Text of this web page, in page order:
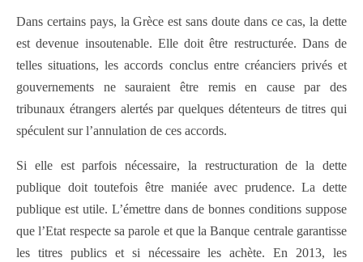
Dans certains pays, la Grèce est sans doute dans ce cas, la dette
est devenue insoutenable. Elle doit être restructurée. Dans de
telles situations, les accords conclus entre créanciers privés et
gouvernements ne sauraient être remis en cause par des
tribunaux étrangers alertés par quelques détenteurs de titres qui
spéculent sur l’annulation de ces accords.
Si elle est parfois nécessaire, la restructuration de la dette
publique doit toutefois être maniée avec prudence. La dette
publique est utile. L’émettre dans de bonnes conditions suppose
que l’Etat respecte sa parole et que la Banque centrale garantisse
les titres publics et si nécessaire les achète. En 2013, les